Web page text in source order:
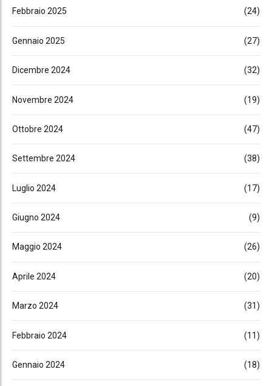
Febbraio 2025 (24)
Gennaio 2025 (27)
Dicembre 2024 (32)
Novembre 2024 (19)
Ottobre 2024 (47)
Settembre 2024 (38)
Luglio 2024 (17)
Giugno 2024 (9)
Maggio 2024 (26)
Aprile 2024 (20)
Marzo 2024 (31)
Febbraio 2024 (11)
Gennaio 2024 (18)